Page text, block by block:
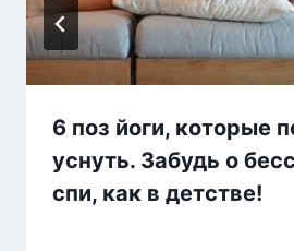
6 поз йоги, которые
уснуть. Забудь о
спи, как в детстве!